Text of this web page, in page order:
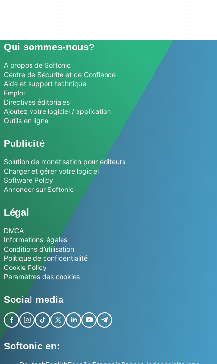
Qui sommes-nous?
A propos de Softonic
Centre de Sécurité et de Confiance
Aide et support technique
Emploi
Directives éditoriales
Ajoutez votre logiciel / application
Outils en ligne
Publicité
Solution de monétisation pour éditeurs
Charger et gérer votre logiciel
Software Policy
Annoncer sur Softonic
Légal
DMCA
Informations légales
Conditions d’utilisation
Politique de confidentialité
Cookie Policy
Paramètres des cookies
Social media
Softonic en: